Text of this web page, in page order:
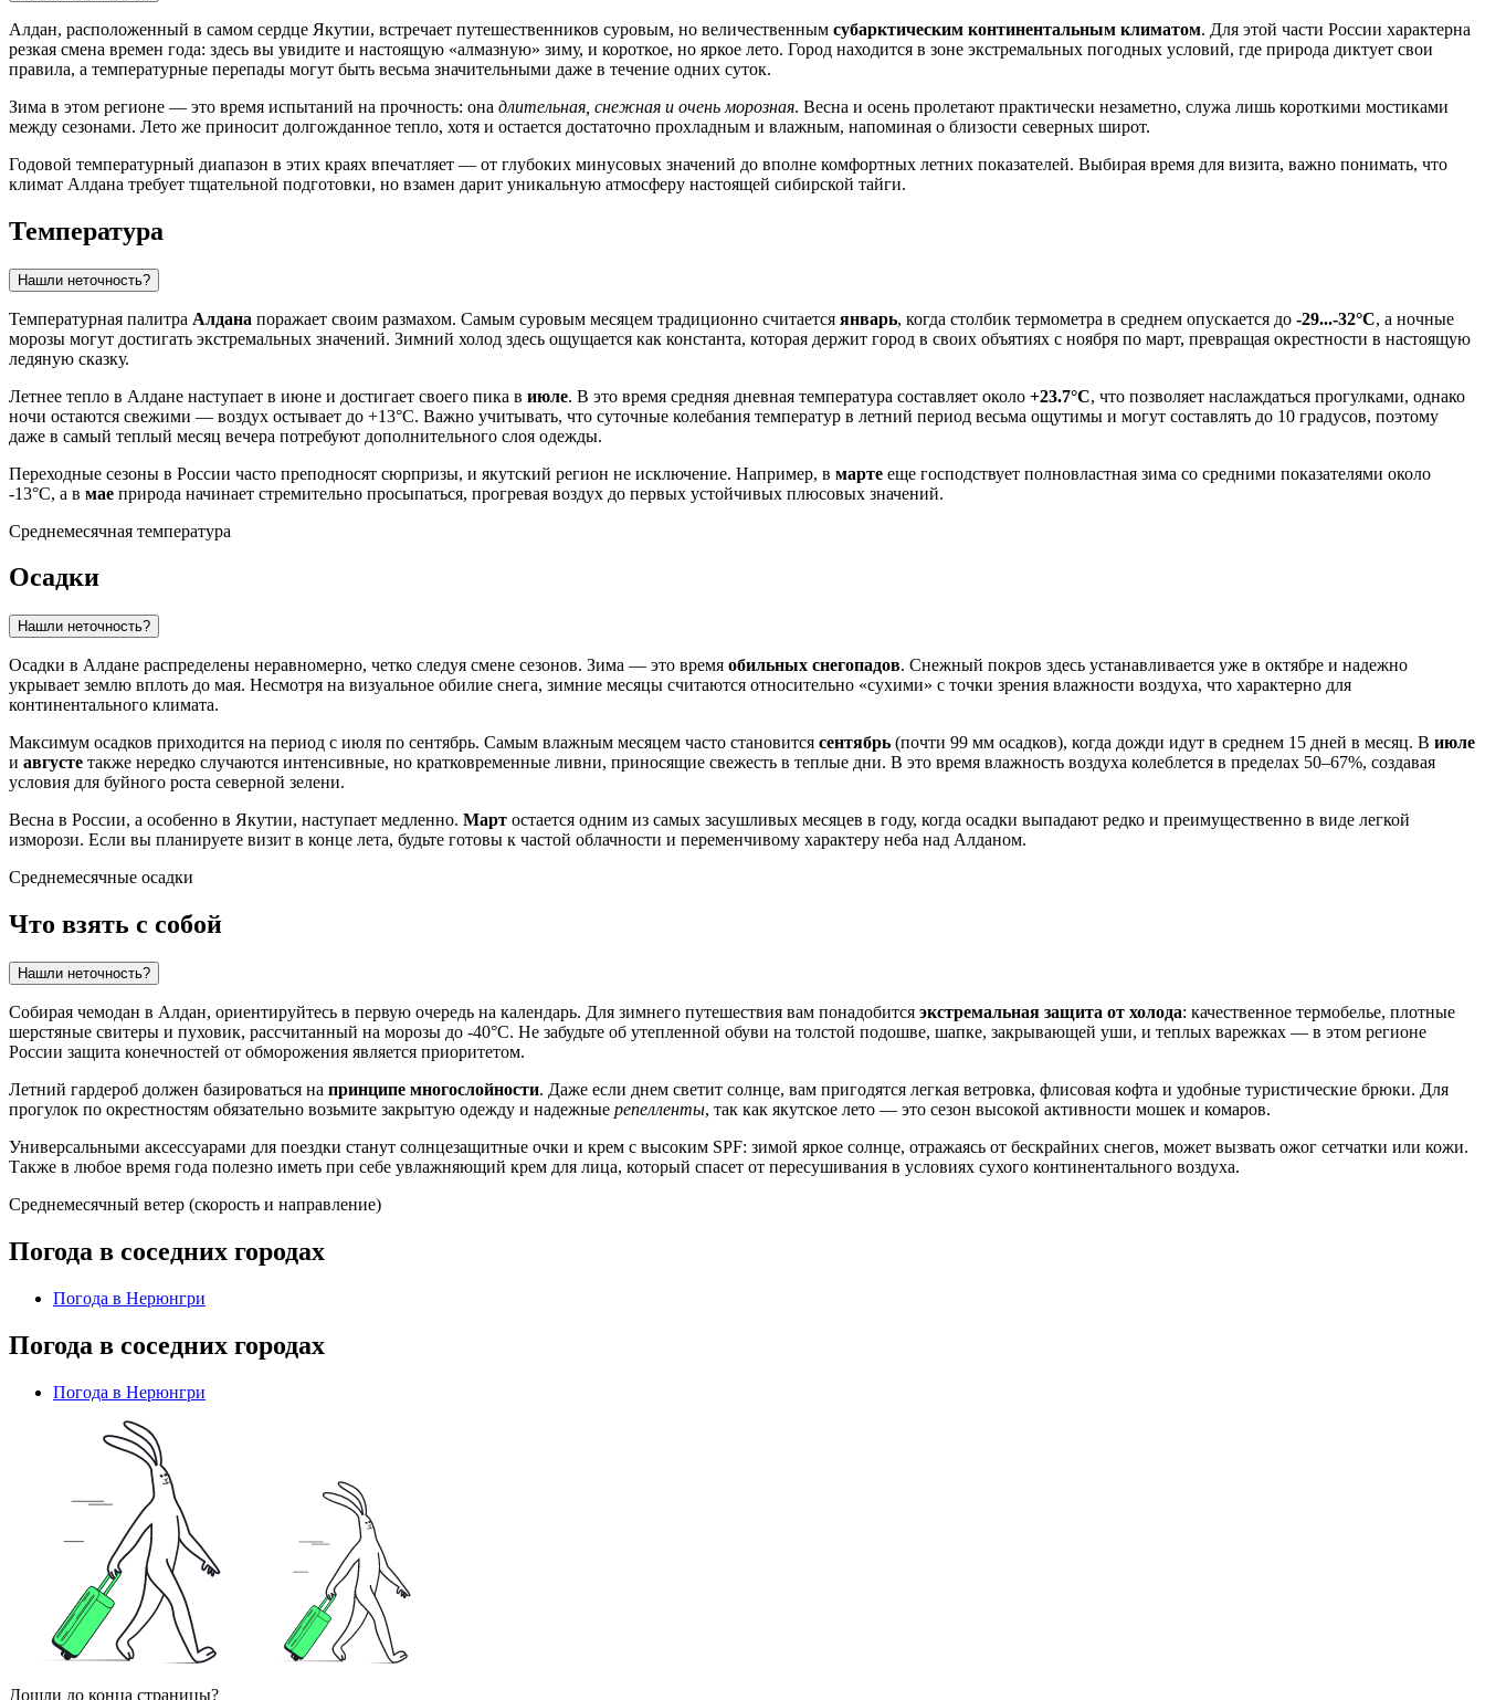
Алдан, расположенный в самом сердце Якутии, встречает путешественников суровым, но величественным субарктическим континентальным климатом. Для этой части России характерна
резкая смена времен года: здесь вы увидите и настоящую «алмазную» зиму, и короткое, но яркое лето. Город находится в зоне экстремальных погодных условий, где природа диктует свои
правила, а температурные перепады могут быть весьма значительными даже в течение одних суток.
Зима в этом регионе — это время испытаний на прочность: она длительная, снежная и очень морозная. Весна и осень пролетают практически незаметно, служа лишь короткими мостиками
между сезонами. Лето же приносит долгожданное тепло, хотя и остается достаточно прохладным и влажным, напоминая о близости северных широт.
Годовой температурный диапазон в этих краях впечатляет — от глубоких минусовых значений до вполне комфортных летних показателей. Выбирая время для визита, важно понимать, что
климат Алдана требует тщательной подготовки, но взамен дарит уникальную атмосферу настоящей сибирской тайги.
Температура
Нашли неточность?
Температурная палитра Алдана поражает своим размахом. Самым суровым месяцем традиционно считается январь, когда столбик термометра в среднем опускается до -29...-32°C, а ночные
морозы могут достигать экстремальных значений. Зимний холод здесь ощущается как константа, которая держит город в своих объятиях с ноября по март, превращая окрестности в настоящую
ледяную сказку.
Летнее тепло в Алдане наступает в июне и достигает своего пика в июле. В это время средняя дневная температура составляет около +23.7°C, что позволяет наслаждаться прогулками, однако
ночи остаются свежими — воздух остывает до +13°C. Важно учитывать, что суточные колебания температур в летний период весьма ощутимы и могут составлять до 10 градусов, поэтому
даже в самый теплый месяц вечера потребуют дополнительного слоя одежды.
Переходные сезоны в России часто преподносят сюрпризы, и якутский регион не исключение. Например, в марте еще господствует полновластная зима со средними показателями около
-13°C, а в мае природа начинает стремительно просыпаться, прогревая воздух до первых устойчивых плюсовых значений.
Среднемесячная температура
Осадки
Нашли неточность?
Осадки в Алдане распределены неравномерно, четко следуя смене сезонов. Зима — это время обильных снегопадов. Снежный покров здесь устанавливается уже в октябре и надежно
укрывает землю вплоть до мая. Несмотря на визуальное обилие снега, зимние месяцы считаются относительно «сухими» с точки зрения влажности воздуха, что характерно для
континентального климата.
Максимум осадков приходится на период с июля по сентябрь. Самым влажным месяцем часто становится сентябрь (почти 99 мм осадков), когда дожди идут в среднем 15 дней в месяц. В июле
и августе также нередко случаются интенсивные, но кратковременные ливни, приносящие свежесть в теплые дни. В это время влажность воздуха колеблется в пределах 50–67%, создавая
условия для буйного роста северной зелени.
Весна в России, а особенно в Якутии, наступает медленно. Март остается одним из самых засушливых месяцев в году, когда осадки выпадают редко и преимущественно в виде легкой
изморози. Если вы планируете визит в конце лета, будьте готовы к частой облачности и переменчивому характеру неба над Алданом.
Среднемесячные осадки
Что взять с собой
Нашли неточность?
Собирая чемодан в Алдан, ориентируйтесь в первую очередь на календарь. Для зимнего путешествия вам понадобится экстремальная защита от холода: качественное термобелье, плотные
шерстяные свитеры и пуховик, рассчитанный на морозы до -40°C. Не забудьте об утепленной обуви на толстой подошве, шапке, закрывающей уши, и теплых варежках — в этом регионе
России защита конечностей от обморожения является приоритетом.
Летний гардероб должен базироваться на принципе многослойности. Даже если днем светит солнце, вам пригодятся легкая ветровка, флисовая кофта и удобные туристические брюки. Для
прогулок по окрестностям обязательно возьмите закрытую одежду и надежные репелленты, так как якутское лето — это сезон высокой активности мошек и комаров.
Универсальными аксессуарами для поездки станут солнцезащитные очки и крем с высоким SPF: зимой яркое солнце, отражаясь от бескрайних снегов, может вызвать ожог сетчатки или кожи.
Также в любое время года полезно иметь при себе увлажняющий крем для лица, который спасет от пересушивания в условиях сухого континентального воздуха.
Среднемесячный ветер (скорость и направление)
Погода в соседних городах
Погода в Нерюнгри
Погода в соседних городах
Погода в Нерюнгри
Дошли до конца страницы?